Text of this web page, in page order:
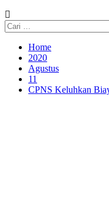
Cari
untuk:
Home
2020
Agustus
11
CPNS Keluhkan